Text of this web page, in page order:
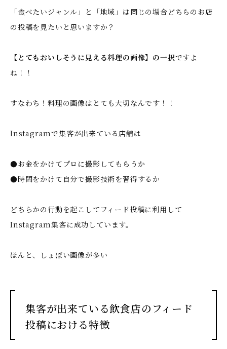
「食べたいジャンル」と「地域」は同じの場合どちらのお店
の投稿を見たいと思いますか？
【とてもおいしそうに見える料理の画像】の一択ですよ
ね！！
すなわち！料理の画像はとても大切なんです！！
Instagramで集客が出来ている店舗は
●お金をかけてプロに撮影してもらうか
●時間をかけて自分で撮影技術を習得するか
どちらかの行動を起こしてフィード投稿に利用して
Instagram集客に成功しています。
ほんと、しょぼい画像が多い
集客が出来ている飲食店のフィード
投稿における特徴